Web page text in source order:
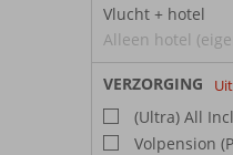
Vlucht + hotel
Alleen hotel
VERZORGING
(Ultra) All
Volpension